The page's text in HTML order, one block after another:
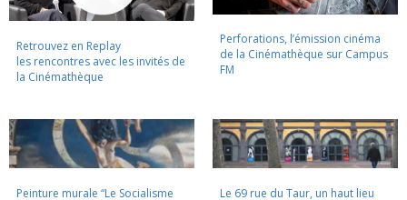
Retrouvez en Replay
les rencontres avec les invités de
la Cinémathèque
Perforations, l’émission cinéma
de la Cinémathèque sur Campus
FM
Peinture murale “Le Socialisme Le 69 rue du Taur, un haut lieu